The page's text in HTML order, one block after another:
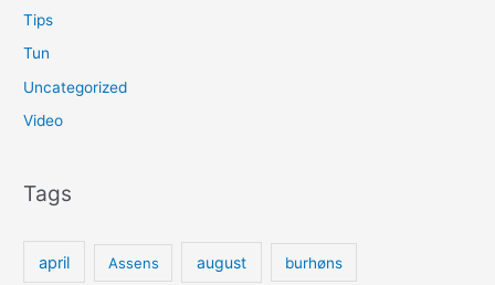
Tips
Tun
Uncategorized
Video
Tags
april Assens august burhøns